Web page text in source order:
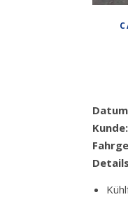
Kunde: